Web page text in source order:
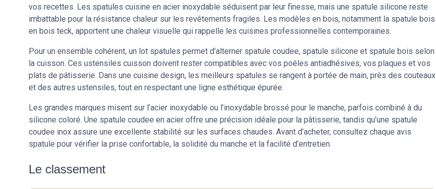
vos recettes. Les spatules cuisine en acier inoxydable séduisent par leur finesse, mais une spatule silicone reste
imbattable pour la résistance chaleur sur les revêtements fragiles. Les modèles en bois, notamment la spatule bois
en bois teck, apportent une chaleur visuelle qui rappelle les cuisines professionnelles contemporaines.
Pour un ensemble cohérent, un lot spatules permet d’alterner spatule coudee, spatule silicone et spatule bois selon
la cuisson. Ces ustensiles cuisson doivent rester compatibles avec vos poêles antiadhésives, vos plaques et vos
plats de pâtisserie. Dans une cuisine design, les meilleurs spatules se rangent à portée de main, près des couteaux
et des autres ustensiles, tout en respectant une ligne esthétique épurée.
Les grandes marques misent sur l’acier inoxydable ou l’inoxydable brossé pour le manche, parfois combiné à du
silicone coloré. Une spatule coudee en acier offre une précision idéale pour la pâtisserie, tandis qu’une spatule
coudee inox assure une excellente stabilité sur les surfaces chaudes. Avant d’acheter, consultez chaque avis
spatule pour vérifier la prise confortable, la solidité du manche et la facilité d’entretien.
Le classement